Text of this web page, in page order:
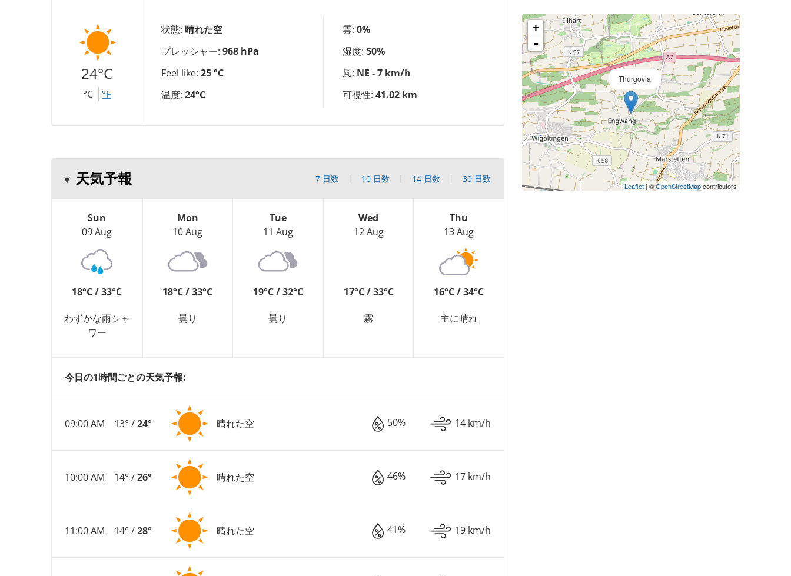
24°C
°C °F
状態: 晴れた空
プレッシャー: 968 hPa
Feel like: 25 °C
温度: 24°C
雲: 0%
湿度: 50%
風: NE - 7 km/h
可視性: 41.02 km
天気予報 7 日数 10 日数 14 日数 30 日数
Sun
09 Aug
18°C / 33°C
わずかな雨シャ
ワー
Mon
10 Aug
18°C / 33°C
曇り
Tue
11 Aug
19°C / 32°C
曇り
Wed
12 Aug
17°C / 33°C
霧
Thu
13 Aug
16°C / 34°C
主に晴れ
今日の1時間ごとの天気予報:
09:00 AM 13° /24° 晴れた空 50% 14 km/h
10:00 AM 14° /26° 晴れた空 46% 17 km/h
11:00 AM 14° /28° 晴れた空 41% 19 km/h
Thurgovia
+
-
Leaflet| ©OpenStreetMapcontributors